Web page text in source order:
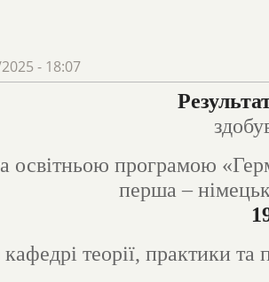
- 18:07
освітньою програмою
перша –
1
теорії, практики та